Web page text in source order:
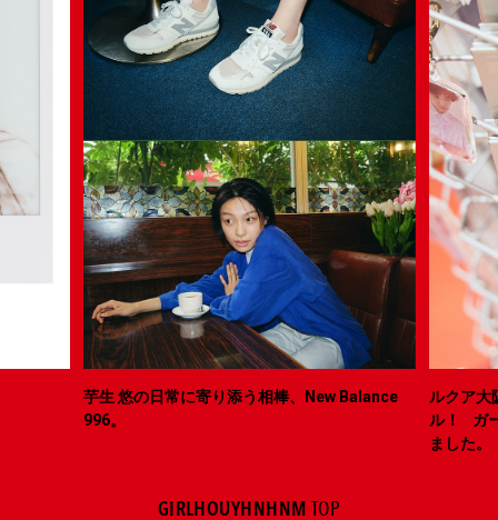
芋生 悠の日常に寄り添う相棒、New Balance
996。
ルクア大
ル！ ガ
ました。
GIRLHOUYHNHNM TOP